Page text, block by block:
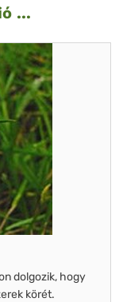
...
dolgozik, hogy
körét.